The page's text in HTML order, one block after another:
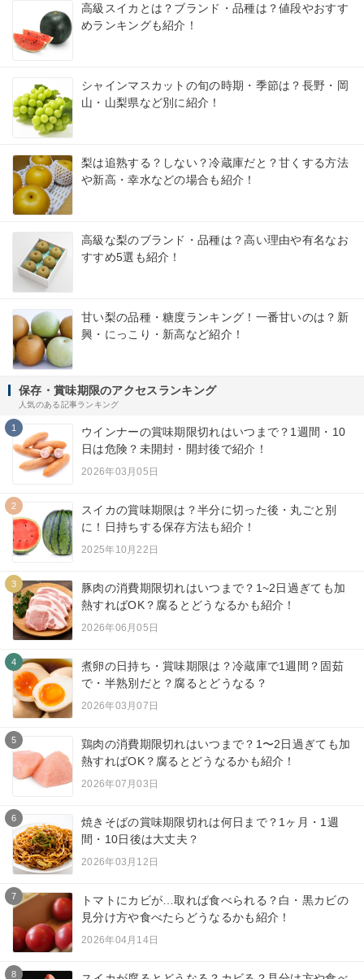
高級スイカとは？ブランド・品種は？値段やおすす
めランキングも紹介！
シャインマスカットの旬の時期・季節は？長野・岡
山・山梨県など別に紹介！
梨は追熟する？しない？冷蔵庫だと？甘くする方法
や新高・幸水などの場合も紹介！
高級な梨のブランド・品種は？高い理由や有名なお
すすめ5選も紹介！
甘い梨の品種・糖度ランキング！一番甘いのは？新
興・にっこり・新高など紹介！
保存・賞味期限のアクセスランキング
人気のある記事ランキング
1
ウインナーの賞味期限切れはいつまで？1週間・10
日は危険？未開封・開封後で紹介！
2026年03月05日
2
スイカの賞味期限は？半分に切った後・丸ごと別
に！日持ちする保存方法も紹介！
2025年10月22日
3
豚肉の消費期限切れはいつまで？1~2日過ぎても加
熱すればOK？腐るとどうなるかも紹介！
2026年06月05日
4
煮卵の日持ち・賞味期限は？冷蔵庫で1週間？固茹
で・半熟別だと？腐るとどうなる？
2026年03月07日
5
鶏肉の消費期限切れはいつまで？1〜2日過ぎても加
熱すればOK？腐るとどうなるかも紹介！
2026年07月03日
6
焼きそばの賞味期限切れは何日まで？1ヶ月・1週
間・10日後は大丈夫？
2026年03月12日
7
トマトにカビが…取れば食べられる？白・黒カビの
見分け方や食べたらどうなるかも紹介！
2026年04月14日
8